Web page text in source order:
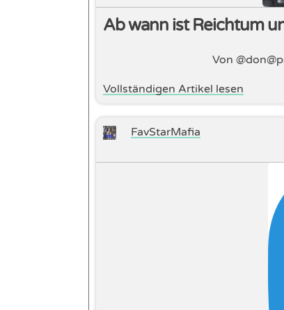
Ab wann ist Reichtum
Von
Vollständigen Artikel lesen
FavStarMafia